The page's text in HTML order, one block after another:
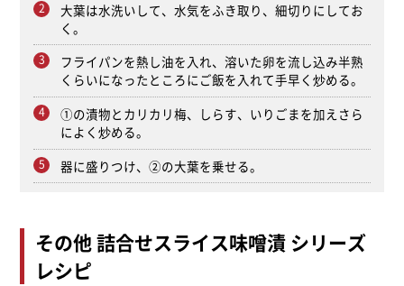
大葉は水洗いして、水気をふき取り、細切りにしてお
く。
フライパンを熱し油を入れ、溶いた卵を流し込み半熟
くらいになったところにご飯を入れて手早く炒める。
①の漬物とカリカリ梅、しらす、いりごまを加えさら
によく炒める。
器に盛りつけ、②の大葉を乗せる。
その他 詰合せスライス味噌漬 シリーズ
レシピ